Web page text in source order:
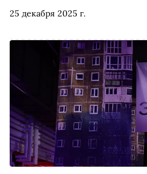
25 декабря 2025 г.